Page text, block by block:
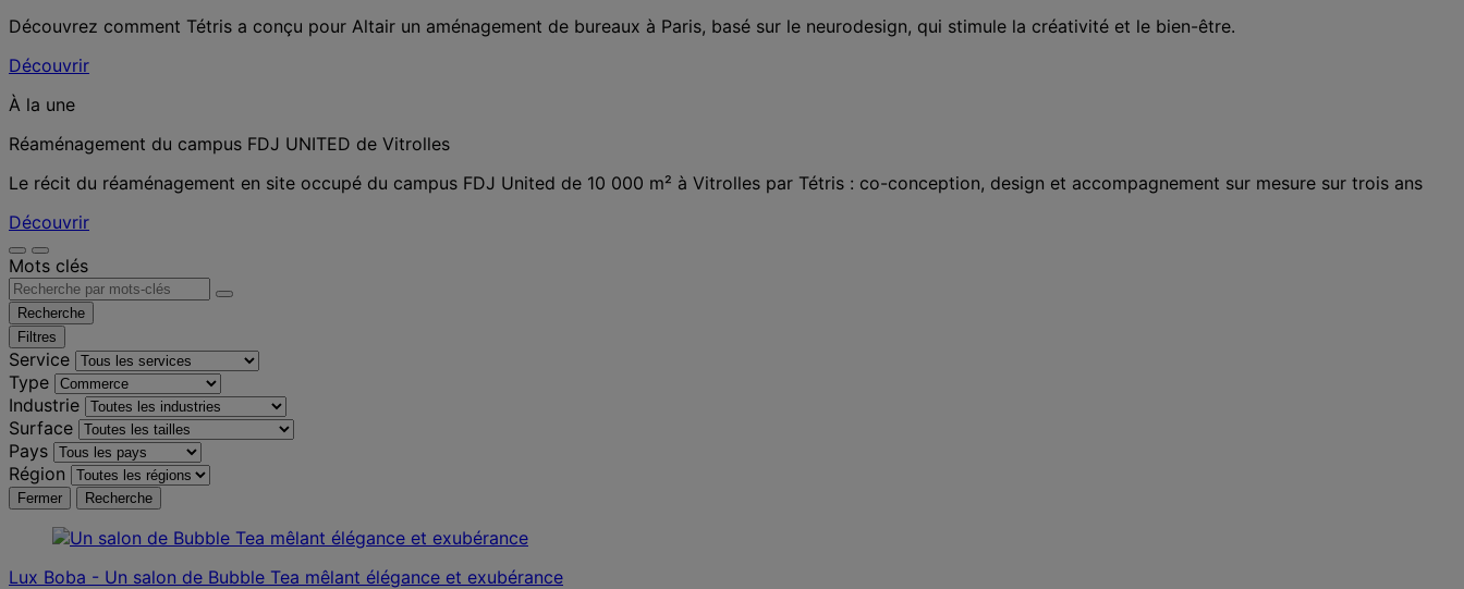
Découvrez comment Tétris a conçu pour Altair un aménagement de bureaux à Paris, basé sur le neurodesign, qui stimule la créativité et le bien-être.
Découvrir
À la une
Réaménagement du campus FDJ UNITED de Vitrolles
Le récit du réaménagement en site occupé du campus FDJ United de 10 000 m² à Vitrolles par Tétris : co-conception, design et accompagnement sur mesure sur trois ans
Découvrir
Mots clés
Recherche
Filtres
Service
Type
Industrie
Surface
Pays
Région
Fermer Recherche
Lux Boba - Un salon de Bubble Tea mêlant élégance et exubérance